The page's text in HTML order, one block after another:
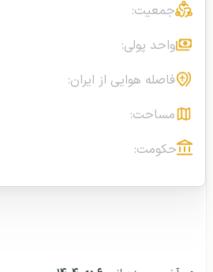
جمعیت:
واحد پولی:
فاصله هوایی از ایران:
مساحت:
حکومت: